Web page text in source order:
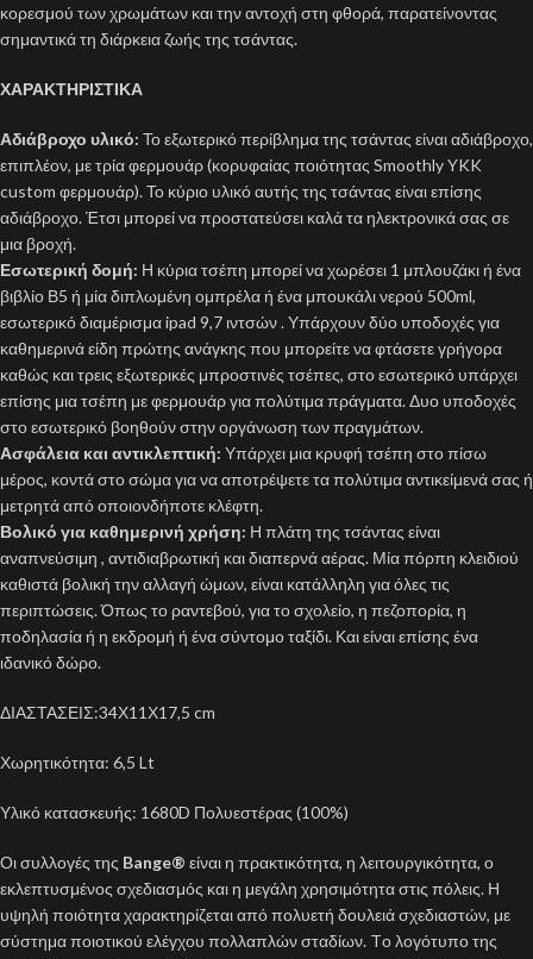
κορεσμού των χρωμάτων και την αντοχή στη φθορά, παρατείνοντας
σημαντικά τη διάρκεια ζωής της τσάντας.
ΧΑΡΑΚΤΗΡΙΣΤΙΚΑ
Αδιάβροχο υλικό: Το εξωτερικό περίβλημα της τσάντας είναι αδιάβροχο,
επιπλέον, με τρία φερμουάρ (κορυφαίας ποιότητας Smoothly YKK
custom φερμουάρ). Το κύριο υλικό αυτής της τσάντας είναι επίσης
αδιάβροχο. Έτσι μπορεί να προστατεύσει καλά τα ηλεκτρονικά σας σε
μια βροχή.
Εσωτερική δομή: Η κύρια τσέπη μπορεί να χωρέσει 1 μπλουζάκι ή ένα
βιβλίο Β5 ή μία διπλωμένη ομπρέλα ή ένα μπουκάλι νερού 500ml,
εσωτερικό διαμέρισμα ipad 9,7 ιντσών . Υπάρχουν δύο υποδοχές για
καθημερινά είδη πρώτης ανάγκης που μπορείτε να φτάσετε γρήγορα
καθώς και τρεις εξωτερικές μπροστινές τσέπες, στο εσωτερικό υπάρχει
επίσης μια τσέπη με φερμουάρ για πολύτιμα πράγματα. Δυο υποδοχές
στο εσωτερικό βοηθούν στην οργάνωση των πραγμάτων.
Ασφάλεια και αντικλεπτική: Υπάρχει μια κρυφή τσέπη στο πίσω
μέρος, κοντά στο σώμα για να αποτρέψετε τα πολύτιμα αντικείμενά σας ή
μετρητά από οποιονδήποτε κλέφτη.
Βολικό για καθημερινή χρήση: Η πλάτη της τσάντας είναι
αναπνεύσιμη , αντιδιαβρωτική και διαπερνά αέρας. Μία πόρπη κλειδιού
καθιστά βολική την αλλαγή ώμων, είναι κατάλληλη για όλες τις
περιπτώσεις. Όπως το ραντεβού, για το σχολείο, η πεζοπορία, η
ποδηλασία ή η εκδρομή ή ένα σύντομο ταξίδι. Και είναι επίσης ένα
ιδανικό δώρο.
ΔΙΑΣΤΑΣΕΙΣ:34Χ11Χ17,5 cm
Χωρητικότητα: 6,5 Lt
Υλικό κατασκευής: 1680D Πολυεστέρας (100%)
Οι συλλογές της Bange® είναι η πρακτικότητα, η λειτουργικότητα, ο
εκλεπτυσμένος σχεδιασμός και η μεγάλη χρησιμότητα στις πόλεις. Η
υψηλή ποιότητα χαρακτηρίζεται από πολυετή δουλειά σχεδιαστών, με
σύστημα ποιοτικού ελέγχου πολλαπλών σταδίων. Tο λογότυπο της